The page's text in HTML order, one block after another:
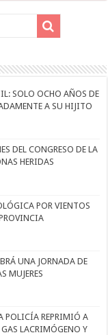
SOLO OCHO AÑOS DE
A SU HIJITO
DEL CONGRESO DE LA
HERIDAS
POR VIENTOS
UNA JORNADA DE
MUJERES
POLICÍA REPRIMIÓ A
LACRIMÓGENO Y